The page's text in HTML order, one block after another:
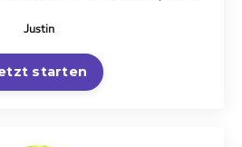
Justin
starten